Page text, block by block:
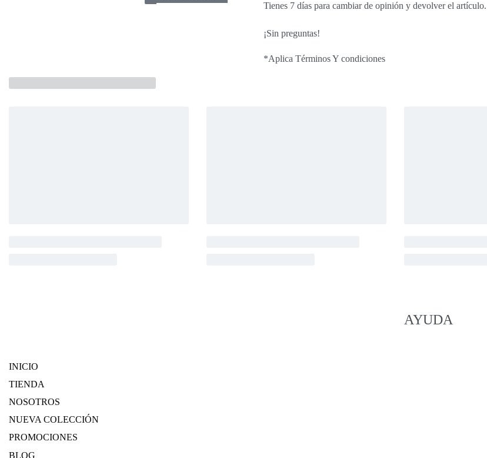
Tienes 7 días para cambiar de opinión y devolver el artículo.
¡Sin preguntas!
*Aplica Términos Y condiciones
INICIO
TIENDA
NOSOTROS
NUEVA COLECCIÓN
PROMOCIONES
BLOG
AYUDA